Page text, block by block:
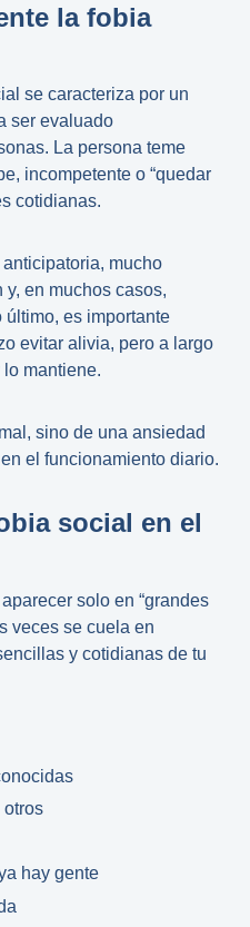
la fobia
se caracteriza por un
ser evaluado
La persona teme
incompetente o “quedar
cotidianas.
mucho
en muchos casos,
es importante
evitar alivia, pero a largo
mantiene.
sino de una ansiedad
el funcionamiento diario.
social en el
solo en “grandes
veces se cuela en
y cotidianas de tu
otros
hay gente